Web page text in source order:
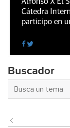
Cátedra
participo en
Buscador